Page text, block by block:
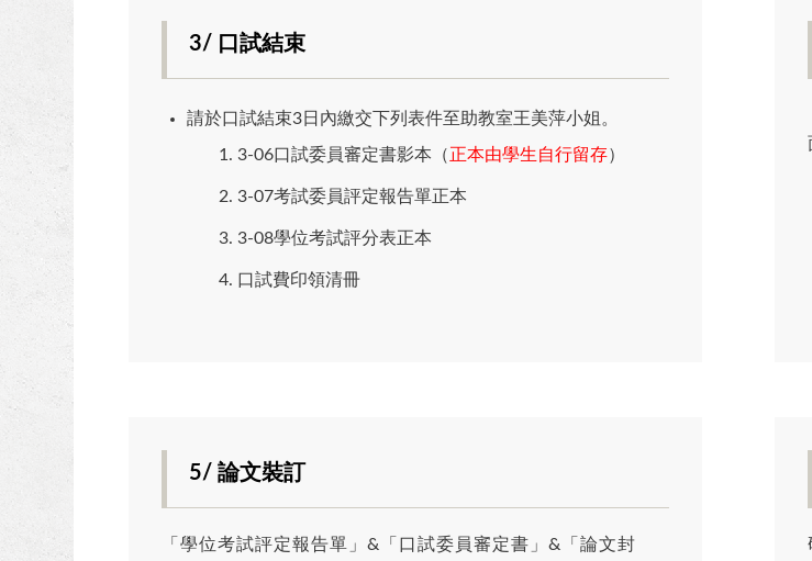
3/ 口試結束
請於口試結束3日內繳交下列表件至助教室王美萍小姐。
3-06口試委員審定書影本（ 正本由學生自行留存）
3-07考試委員評定報告單正本
3-08學位考試評分表正本
口試費印領清冊
5/ 論文裝訂
「學位考試評定報告單」&「口試委員審定書」&「論文封